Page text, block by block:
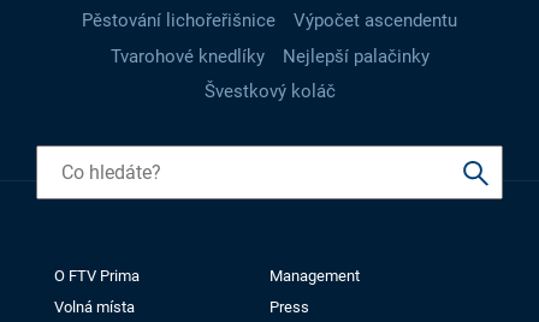
Pěstování lichořeřišnice
Výpočet ascendentu
Tvarohové knedlíky
Nejlepší palačinky
Švestkový koláč
O FTV Prima
Management
Volná místa
Press